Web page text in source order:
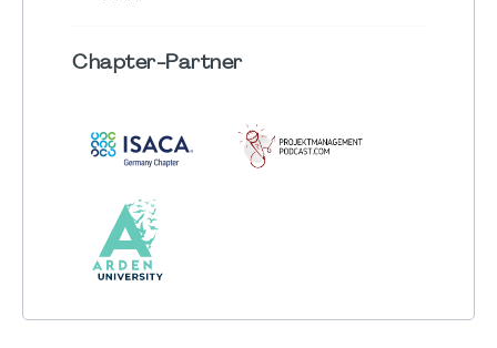
Chapter-Partner